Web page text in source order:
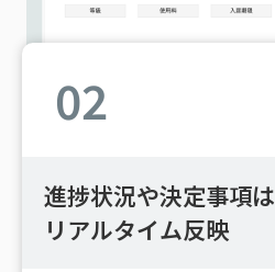
02
進捗状況や決定事項は
リアルタイム反映